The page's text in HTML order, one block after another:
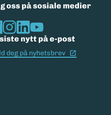
oss på sosiale medier
siste nytt på e-post
deg på nyhetsbrev